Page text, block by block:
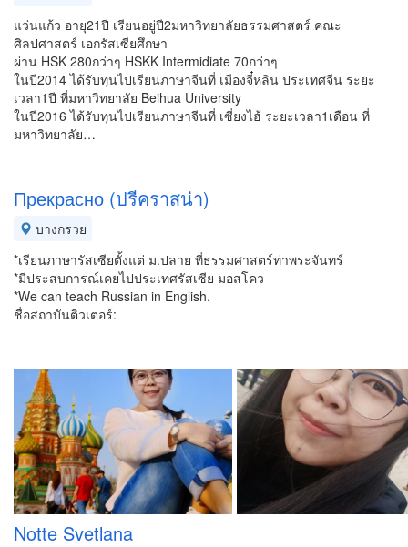
แว่นแก้ว อายุ21ปี เรียนอยู่ปี2มหาวิทยาลัยธรรมศาสตร์ คณะ
ศิลปศาสตร์ เอกรัสเซียศึกษา
ผ่าน HSK 280กว่าๆ HSKK Intermidiate 70กว่าๆ
ในปี2014 ได้รับทุนไปเรียนภาษาจีนที่ เมืองจี๋หลิน ประเทศจีน ระยะ
เวลา1ปี ที่มหาวิทยาลัย Beihua University
ในปี2016 ได้รับทุนไปเรียนภาษาจีนที่ เซี่ยงไฮ้ ระยะเวลา1เดือน ที่
มหาวิทยาลัย…
Прекрасно (ปรีคราสน่า)
บางกรวย
*เรียนภาษารัสเซียตั้งแต่ ม.ปลาย ที่ธรรมศาสตร์ท่าพระจันทร์
*มีประสบการณ์เคยไปประเทศรัสเซีย มอสโคว
*We can teach Russian in English.
ชื่อสถาบันติวเตอร์:
Notte Svetlana